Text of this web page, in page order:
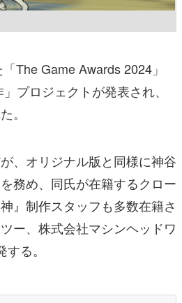
The Game Awards 2024」
プロジェクトが発表され、
。
、オリジナル版と同様に神谷
務め、同氏が在籍するクロー
』制作スタッフも多数在籍さ
ー、株式会社マシンヘッドワ
る。